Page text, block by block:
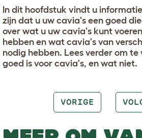
In dit hoofdstuk vindt u
zijn dat u uw cavia's een goed
over wat u uw cavia's kunt
hebben en wat cavia's van
nodig hebben. Lees verder om
goed is voor cavia's, en wat niet.
VORIGE